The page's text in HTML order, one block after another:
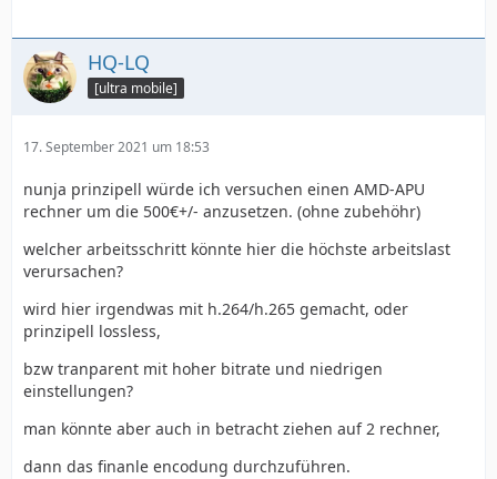
HQ-LQ
[ultra mobile]
17. September 2021 um 18:53
nunja prinzipell würde ich versuchen einen AMD-APU
rechner um die 500€+/- anzusetzen. (ohne zubehöhr)
welcher arbeitsschritt könnte hier die höchste arbeitslast
verursachen?
wird hier irgendwas mit h.264/h.265 gemacht, oder
prinzipell lossless,
bzw tranparent mit hoher bitrate und niedrigen
einstellungen?
man könnte aber auch in betracht ziehen auf 2 rechner,
dann das finanle encodung durchzuführen.